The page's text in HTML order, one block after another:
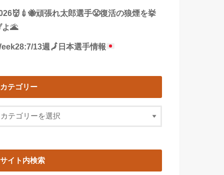
頑張れ太郎選手😤復活の狼煙を挙
よ🌋
13週 🗾 日本選手情報
カテゴリー
サイト内検索